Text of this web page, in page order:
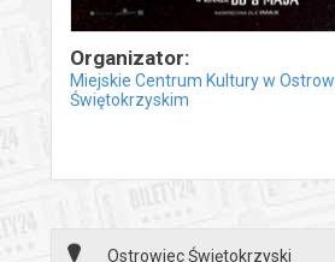
Organizator:
Miejskie Centrum Kultury w
Świętokrzyskim
Ostrowiec Świętokrzyski